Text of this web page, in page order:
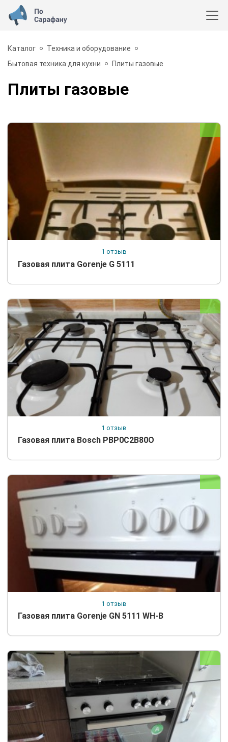
Каталог
Техника и оборудование
Бытовая техника для кухни
Плиты газовые
Плиты газовые
1 отзыв
Газовая плита Gorenje G 5111
1 отзыв
Газовая плита Bosch PBP0C2B80O
1 отзыв
Газовая плита Gorenje GN 5111 WH-B